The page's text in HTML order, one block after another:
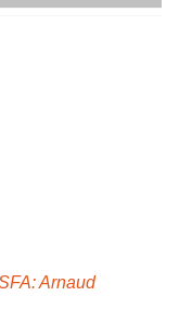
Arnaud